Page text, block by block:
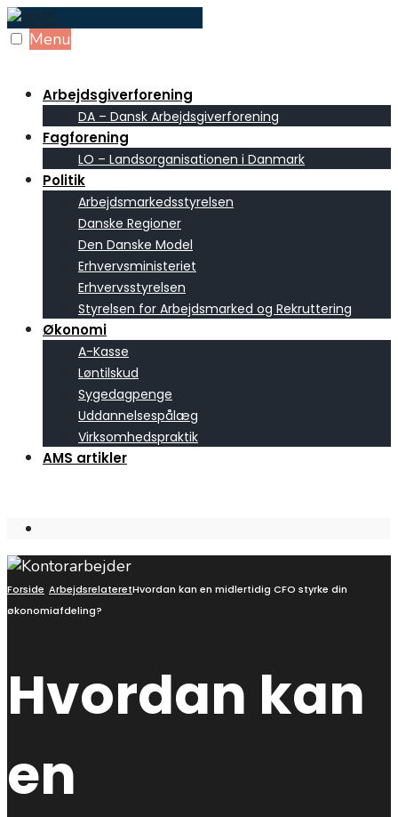
Skip
to Menu
Arbejdsgiverforening
DA – Dansk Arbejdsgiverforening
Fagforening
LO – Landsorganisationen i Danmark
Politik
Arbejdsmarkedsstyrelsen
Danske Regioner
Den Danske Model
Erhvervsministeriet
Erhvervsstyrelsen
Styrelsen for Arbejdsmarked og Rekruttering
Økonomi
A-Kasse
Løntilskud
Sygedagpenge
Uddannelsespålæg
Virksomhedspraktik
AMS artikler
Window
Forside ArbejdsrelateretHvordan kan en midlertidig CFO styrke din
økonomiafdeling?
Hvordan kan
en